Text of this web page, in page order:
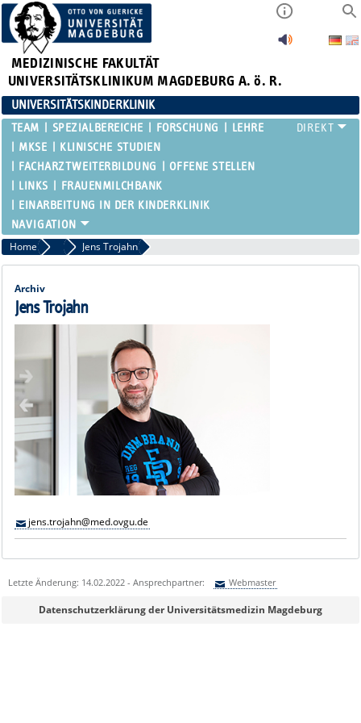
MEDIZINISCHE FAKULTÄT
UNIVERSITÄTSKLINIKUM MAGDEBURG A. ö. R.
UNIVERSITÄTSKINDERKLINIK
TEAM SPEZIALBEREICHE FORSCHUNG
LEHRE
MKSE
KLINISCHE STUDIEN
FACHARZTWEITERBILDUNG
OFFENE STELLEN
LINKS
FRAUENMILCHBANK
EINARBEITUNG IN DER KINDERKLINIK
Home Verwaltung
Jens Trojahn
Archiv
Jens Trojahn
jens.trojahn@med.ovgu.de
Letzte Änderung: 14.02.2022 - Ansprechpartner: Webmaster
Sie können eine Nachricht versenden an:Webmaster
Datenschutzerklärung der Universitätsmedizin Magdeburg